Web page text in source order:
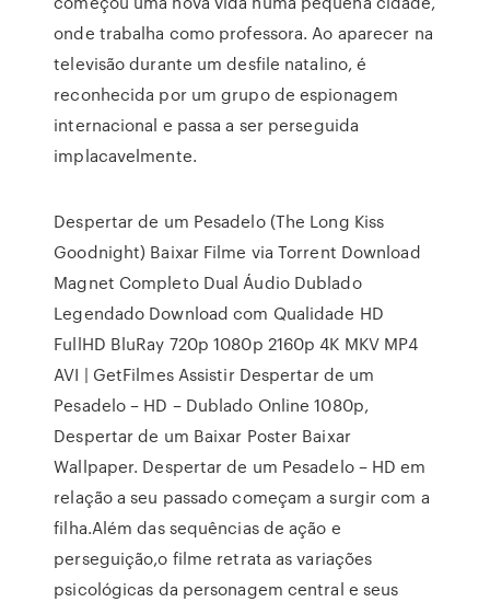
onde trabalha como professora. Ao aparecer na
televisão durante um desfile natalino, é
reconhecida por um grupo de espionagem
internacional e passa a ser perseguida
implacavelmente.
Despertar de um Pesadelo (The Long Kiss
Goodnight) Baixar Filme via Torrent Download
Magnet Completo Dual Áudio Dublado
Legendado Download com Qualidade HD
FullHD BluRay 720p 1080p 2160p 4K MKV MP4
AVI | GetFilmes Assistir Despertar de um
Pesadelo – HD – Dublado Online 1080p,
Despertar de um Baixar Poster Baixar
Wallpaper. Despertar de um Pesadelo – HD em
relação a seu passado começam a surgir com a
filha.Além das sequências de ação e
perseguição,o filme retrata as variações
psicológicas da personagem central e seus